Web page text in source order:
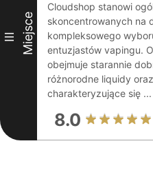
III Miejsce
Cloudshop stanowi
skoncentrowanych na
kompleksowego
entuzjastów vapingu.
obejmuje starannie
różnorodne liquidy
charakteryzujące się ...
8.0